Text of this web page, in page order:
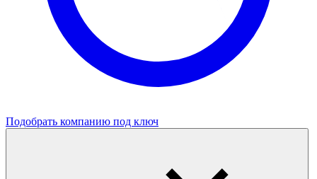
Подобрать компанию под ключ